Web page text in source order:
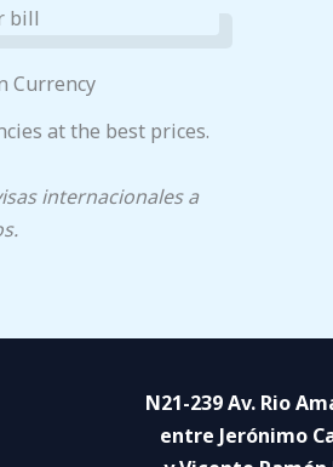
Currency
at the best prices.
internacionales a
N21-239 Av. Rio
entre Jerónimo